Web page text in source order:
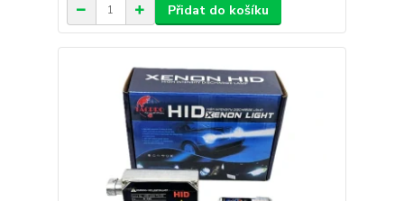
Přidat do košíku